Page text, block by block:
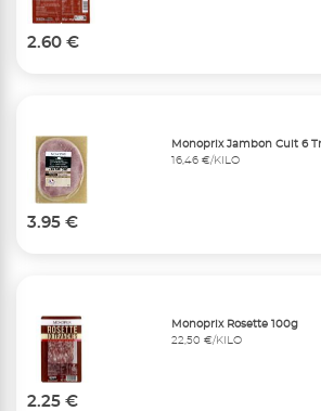
2.60 €
Monoprix Jambon Cuit 6
16,46 €/KILO
3.95 €
Monoprix Rosette 100g
22,50 €/KILO
2.25 €